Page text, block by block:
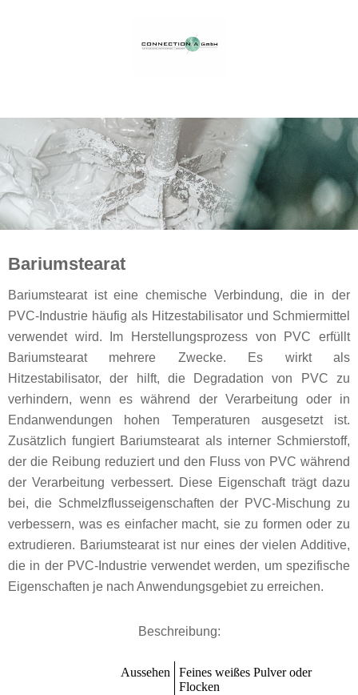
Bariumstearat
Bariumstearat ist eine chemische Verbindung, die in der
PVC-Industrie häufig als Hitzestabilisator und Schmiermittel
verwendet wird. Im Herstellungsprozess von PVC erfüllt
Bariumstearat mehrere Zwecke. Es wirkt als
Hitzestabilisator, der hilft, die Degradation von PVC zu
verhindern, wenn es während der Verarbeitung oder in
Endanwendungen hohen Temperaturen ausgesetzt ist.
Zusätzlich fungiert Bariumstearat als interner Schmierstoff,
der die Reibung reduziert und den Fluss von PVC während
der Verarbeitung verbessert. Diese Eigenschaft trägt dazu
bei, die Schmelzflusseigenschaften der PVC-Mischung zu
verbessern, was es einfacher macht, sie zu formen oder zu
extrudieren. Bariumstearat ist nur eines der vielen Additive,
die in der PVC-Industrie verwendet werden, um spezifische
Eigenschaften je nach Anwendungsgebiet zu erreichen.
Beschreibung:
Aussehen
Feines weißes Pulver oder
Flocken